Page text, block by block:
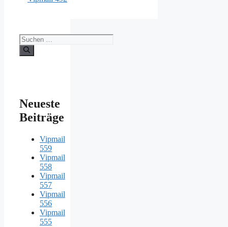
Suche
nach:
Neueste
Beiträge
Vipmail
559
Vipmail
558
Vipmail
557
Vipmail
556
Vipmail
555